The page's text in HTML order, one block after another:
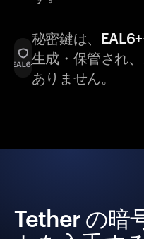
秘密鍵は、
生成・保管され
ありません。
Tether の暗